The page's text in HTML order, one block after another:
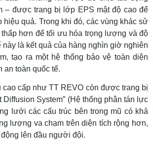
– được trang bị lớp EPS mật độ cao để
hiệu quả. Trong khi đó, các vùng khác sử
hơn để tối ưu hóa trọng lượng và độ
này là kết quả của hàng nghìn giờ nghiên
tạo ra một hệ thống bảo vệ toàn diện
an toàn quốc tế.
cao cấp như TT REVO còn được trang bị
Diffusion System” (Hệ thống phân tán lực
lưới các cấu trúc bên trong mũ có khả
lượng va chạm trên diện tích rộng hơn,
lên đầu người đội.